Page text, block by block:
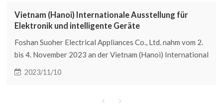
Vietnam (Hanoi) Internationale Ausstellung für
Elektronik und intelligente Geräte
Foshan Suoher Electrical Appliances Co., Ltd. nahm vom 2.
bis 4. November 2023 an der Vietnam (Hanoi) International
Electronics & Smart Appliances Expo teil, die in Hanoi,
2023/11/10